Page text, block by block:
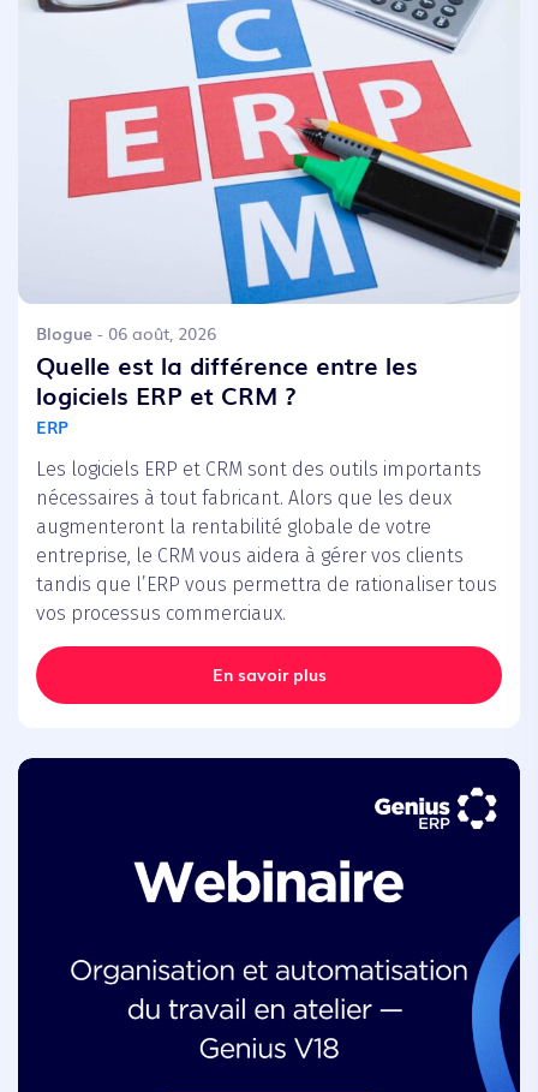
Blogue - 06 août, 2026
Quelle est la différence entre les
logiciels ERP et CRM ?
ERP
Les logiciels ERP et CRM sont des outils importants
nécessaires à tout fabricant. Alors que les deux
augmenteront la rentabilité globale de votre
entreprise, le CRM vous aidera à gérer vos clients
tandis que l’ERP vous permettra de rationaliser tous
vos processus commerciaux.
En savoir plus